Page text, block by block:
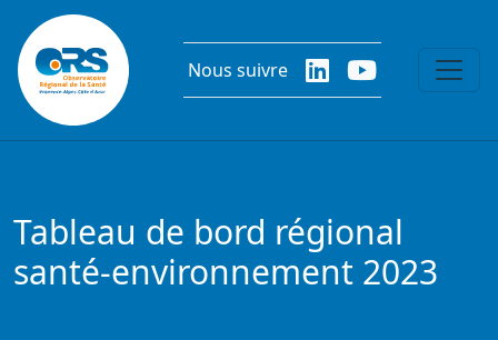
Aller au contenu principal
Nous suivre
Tableau de bord régional
santé-environnement 2023